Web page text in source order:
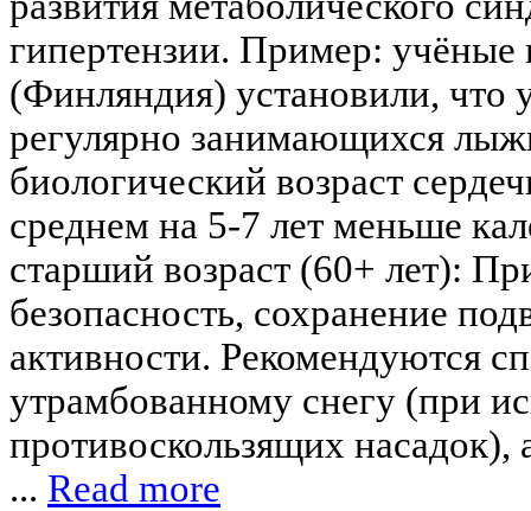
гипертензии. Пример: учёные
(Финляндия) установили, что
регулярно занимающихся
биологический возраст
среднем на 5-7 лет меньше
старший возраст (60+ лет):
безопасность, сохранение
активности. Рекомендуются
утрамбованному снегу (при
противоскользящих насадок),
... Read more